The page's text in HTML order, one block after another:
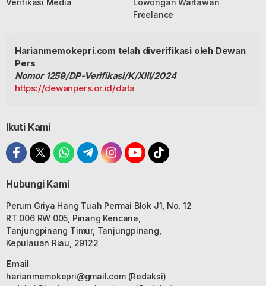
Freelance
Harianmemokepri.com telah diverifikasi oleh Dewan
Pers
Nomor 1259/DP-Verifikasi/K/XIII/2024
https://dewanpers.or.id/data
Ikuti Kami
Hubungi Kami
Perum Griya Hang Tuah Permai Blok J1, No. 12
RT 006 RW 005, Pinang Kencana,
Tanjungpinang Timur, Tanjungpinang,
Kepulauan Riau, 29122
Email
harianmemokepri@gmail.com(Redaksi)